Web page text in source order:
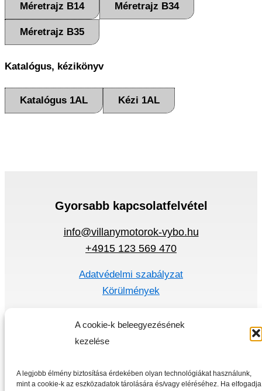
A cookie-k beleegyezésének
kezelése
A legjobb élmény biztosítása érdekében olyan technológiákat használunk,
mint a cookie-k az eszközadatok tárolására és/vagy eléréséhez. Ha elfogadja
Méretrajz B14 Méretrajz B34
Méretrajz B35
Katalógus, kézikönyv
Katalógus 1AL Kézi 1AL
Gyorsabb kapcsolatfelvétel
info@villanymotorok-vybo.hu
+4915 123 569 470
Adatvédelmi szabályzat
Körülmények
Villanymotorok
Otthon
Üzlet